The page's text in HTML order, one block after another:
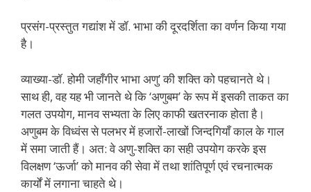
प्रसंग-प्रस्तुत गद्यांश में डॉ. भाभा की दूरदर्शिता का वर्णन किया गया
है।
व्याख्या-डॉ. होमी जहाँगीर भाभा अणु’ की शक्ति को पहचानते थे।
साथ ही, वह यह भी जानते थे कि ‘अणुबम’ के रूप में इसकी ताकत का
गलत उपयोग, मानव सभ्यता के लिए काफी खतरनाक होता है।
अणुबम के विध्वंस से पलभर में हजारों-लाखों जिन्दगियाँ काल के गाल
में समा जाती हैं। अत: वे अणु-शक्ति का सही उपयोग करके इस
विलक्षण ‘ऊर्जा’ को मानव की सेवा में तथा शांतिपूर्ण एवं रचनात्मक
कार्यों में लगाना चाहते थे।